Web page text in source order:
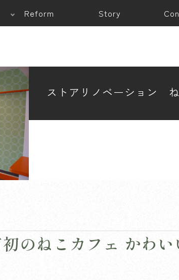
Reform Story
ストアリノベーション
のねこカフェ かわ